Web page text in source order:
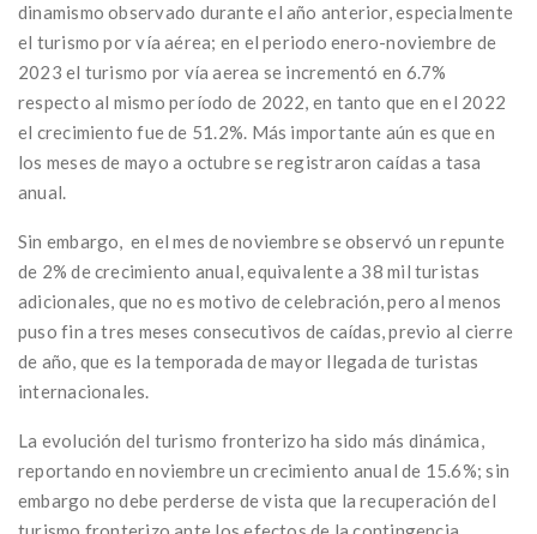
dinamismo observado durante el año anterior, especialmente
el turismo por vía aérea; en el periodo enero-noviembre de
2023 el turismo por vía aerea se incrementó en 6.7%
respecto al mismo período de 2022, en tanto que en el 2022
el crecimiento fue de 51.2%. Más importante aún es que en
los meses de mayo a octubre se registraron caídas a tasa
anual.
Sin embargo, en el mes de noviembre se observó un repunte
de 2% de crecimiento anual, equivalente a 38 mil turistas
adicionales, que no es motivo de celebración, pero al menos
puso fin a tres meses consecutivos de caídas, previo al cierre
de año, que es la temporada de mayor llegada de turistas
internacionales.
La evolución del turismo fronterizo ha sido más dinámica,
reportando en noviembre un crecimiento anual de 15.6%; sin
embargo no debe perderse de vista que la recuperación del